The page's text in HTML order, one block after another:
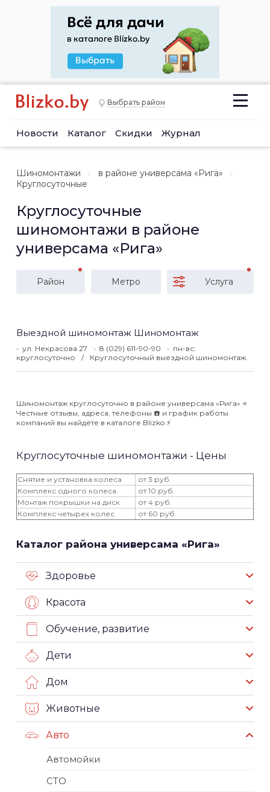
Выбрать район
Новости Каталог Скидки Журнал
Шиномонтажи
в районе универсама «Рига»
Круглосуточные
Круглосуточные
шиномонтажи в районе
универсама «Рига»
Район Метро Услуга
Выездной шиномонтаж Шиномонтаж
ул. Некрасова 27 8 (029) 611-90-90
пн-вс:
круглосуточно
Круглосуточный выездной шиномонтаж.
Шиномонтаж круглосуточно в районе универсама «Рига» ⭐️
Честные отзывы, адреса, телефоны ☎️ и график работы
компаний вы найдёте в каталоге Blizko ⚡️
Круглосуточные шиномонтажи - Цены
Снятие и установка колеса
от 3 руб.
Комплекс одного колеса
от 10 руб.
Монтаж покрышки на диск
от 4 руб.
Комплекс четырех колес
от 60 руб.
Каталог района универсама «Рига»
Здоровье
Красота
Обучение, развитие
Дети
Дом
Животные
Авто
Автомойки
СТО